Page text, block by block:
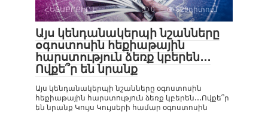
ՀԵՏԱՔՐՔԻՐ Է 0 829դիտում
Այս կենդանակերպի նշանները
օգոստոսին հեքիաթային
հարստություն ձեռք կբերեն․․․
Ովքե՞ր են նրանք
Այս կենդանակերպի նշանները օգոստոսին
հեքիաթային հարստություն ձեռք կբերեն․․․Ովքե՞ր
են նրանք Կույս Կույսերի համար օգոստոսին